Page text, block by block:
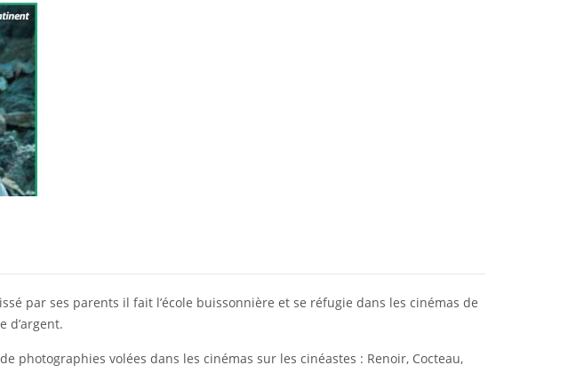
par ses parents il fait l’école buissonnière et se réfugie dans les cinémas de
d’argent.
photographies volées dans les cinémas sur les cinéastes : Renoir, Cocteau,